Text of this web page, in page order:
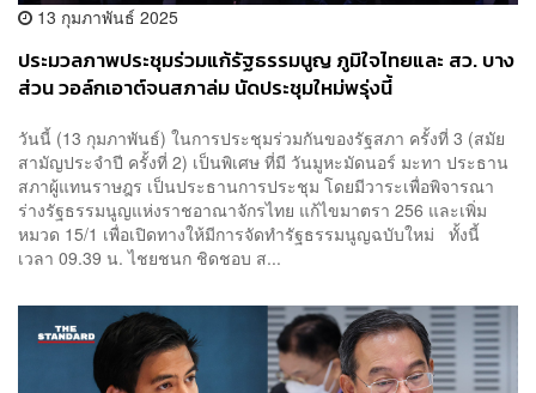
13 กุมภาพันธ์ 2025
ประมวลภาพประชุมร่วมแก้รัฐธรรมนูญ ภูมิใจไทยและ สว. บาง
ส่วน วอล์กเอาต์จนสภาล่ม นัดประชุมใหม่พรุ่งนี้
วันนี้ (13 กุมภาพันธ์) ในการประชุมร่วมกันของรัฐสภา ครั้งที่ 3 (สมัย
สามัญประจำปี ครั้งที่ 2) เป็นพิเศษ ที่มี วันมูหะมัดนอร์ มะทา ประธาน
สภาผู้แทนราษฎร เป็นประธานการประชุม โดยมีวาระเพื่อพิจารณา
ร่างรัฐธรรมนูญแห่งราชอาณาจักรไทย แก้ไขมาตรา 256 และเพิ่ม
หมวด 15/1 เพื่อเปิดทางให้มีการจัดทำรัฐธรรมนูญฉบับใหม่ ทั้งนี้
เวลา 09.39 น. ไชยชนก ชิดชอบ ส...